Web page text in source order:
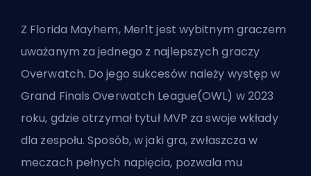
Z Florida Mayhem, Mer1t jest wybitnym graczem
uważanym za jednego z najlepszych graczy
Overwatch. Do jego sukcesów należy występ w
Grand Finals Overwatch League(OWL) w 2023
roku, gdzie otrzymał tytuł MVP za swoje wkłady
dla zespołu. Sposób, w jaki gra, zwłaszcza w
meczach pełnych napięcia, pozwala mu